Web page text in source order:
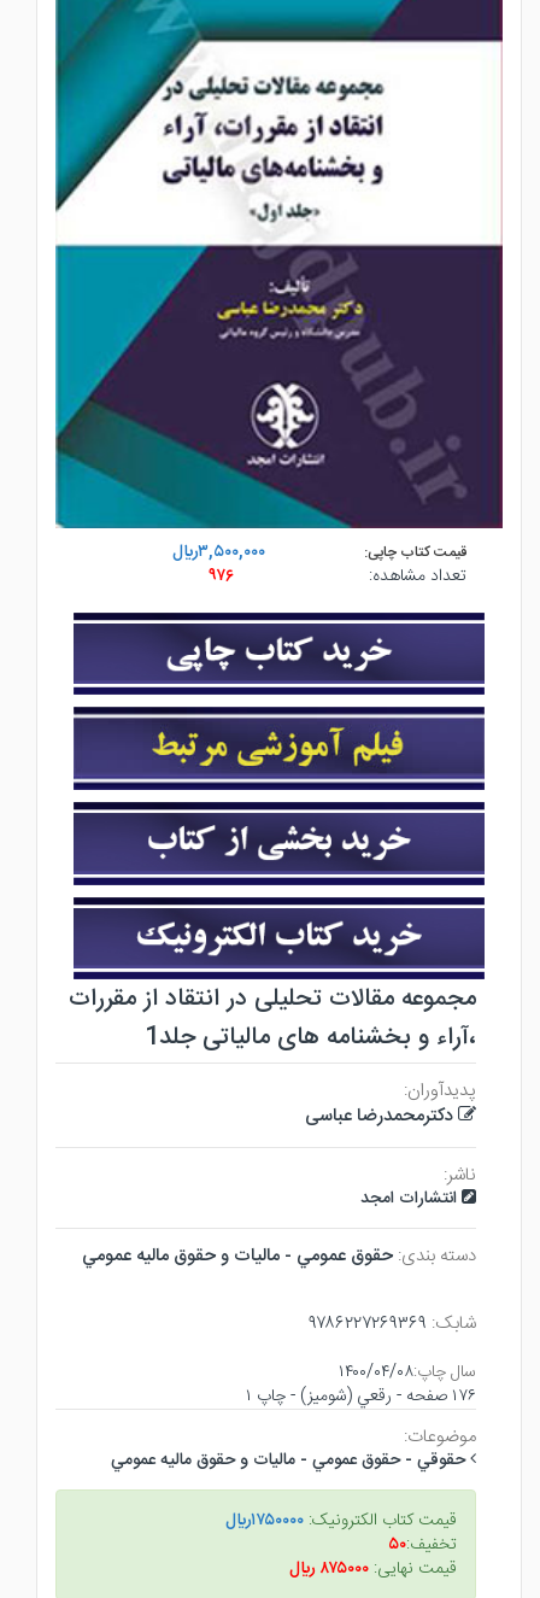
قیمت کتاب چاپی:
۳,۵۰۰,۰۰۰ريال
تعداد مشاهده:
۹۷۶
مجموعه مقالات تحلیلی در انتقاد از مقررات
،آراء و بخشنامه های مالیاتی جلد1
پدیدآوران:
دکترمحمدرضا عباسی
ناشر:
انتشارات امجد
دسته بندی: حقوق عمومي - ماليات و حقوق ماليه عمومي
شابک: ۹۷۸۶۲۲۷۲۶۹۳۶۹
سال چاپ:۱۴۰۰/۰۴/۰۸
۱۷۶ صفحه - رقعي (شوميز) - چاپ ۱
موضوعات:
حقوقي - حقوق عمومي - ماليات و حقوق ماليه عمومي
قیمت کتاب الکترونیک: ۱۷۵۰۰۰۰ريال
تخفیف:۵۰
قیمت نهایی: ۸۷۵۰۰۰ ريال